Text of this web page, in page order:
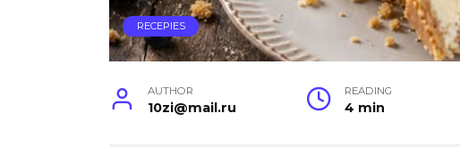
RECEPIES
AUTHOR
10zi@mail.ru
READING
4 min